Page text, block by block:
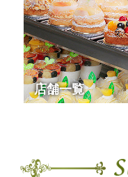
店舗一覧